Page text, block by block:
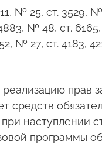
№ 25, ст. 3529, №
№ 48, ст.
№ 27, ст. 4183,
прав
средств
наступлении
программы